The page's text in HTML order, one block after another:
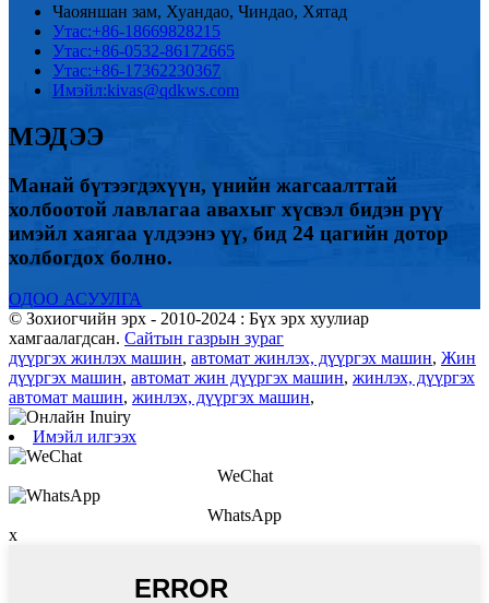
Чаояншан зам, Хуандао, Чиндао, Хятад
Утас:+86-18669828215
Утас:+86-0532-86172665
Утас:+86-17362230367
Имэйл:kivas@qdkws.com
МЭДЭЭ
Манай бүтээгдэхүүн, үнийн жагсаалттай
холбоотой лавлагаа авахыг хүсвэл бидэн рүү
имэйл хаягаа үлдээнэ үү, бид 24 цагийн дотор
холбогдох болно.
ОДОО АСУУЛГА
© Зохиогчийн эрх - 2010-2024 : Бүх эрх хуулиар
хамгаалагдсан. Сайтын газрын зураг
дүүргэх жинлэх машин, автомат жинлэх, дүүргэх машин, Жин
дүүргэх машин, автомат жин дүүргэх машин, жинлэх, дүүргэх
автомат машин, жинлэх, дүүргэх машин,
Имэйл илгээх
WeChat
WhatsApp
x